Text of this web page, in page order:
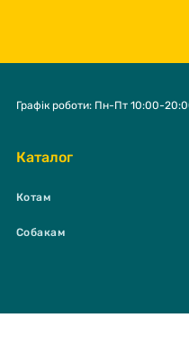
Каталог
Котам
Собакам
Графік роботи: Пн-Пт 10:00-